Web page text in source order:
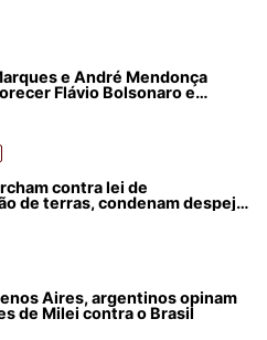
e André Mendonça
Flávio Bolsonaro e
contra lei de
de terras, condenam despejos
Aires, argentinos opinam
de Milei contra o Brasil